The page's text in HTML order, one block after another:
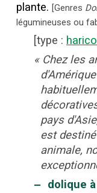
plante. [Genres
légumineuses ou
[type :
« Chez les
pays
est
animale,
‒ dolique